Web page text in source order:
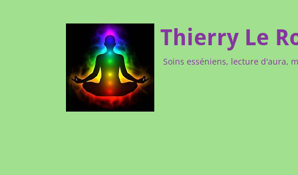
Thierry Le
Soins esséniens, lecture d'aura,